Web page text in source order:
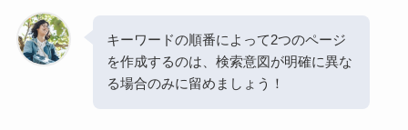
キーワードの順番によって2つのページ
を作成するのは、検索意図が明確に異な
る場合のみに留めましょう！